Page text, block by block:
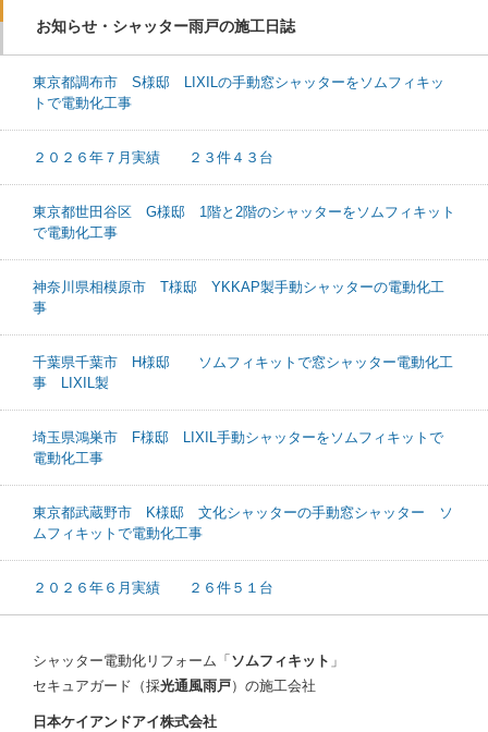
お知らせ・シャッター雨戸の施工日誌
東京都調布市 S様邸 LIXILの手動窓シャッターをソムフィキッ
トで電動化工事
２０２６年７月実績 ２３件４３台
東京都世田谷区 G様邸 1階と2階のシャッターをソムフィキット
で電動化工事
神奈川県相模原市 T様邸 YKKAP製手動シャッターの電動化工
事
千葉県千葉市 H様邸 ソムフィキットで窓シャッター電動化工
事 LIXIL製
埼玉県鴻巣市 F様邸 LIXIL手動シャッターをソムフィキットで
電動化工事
東京都武蔵野市 K様邸 文化シャッターの手動窓シャッター ソ
ムフィキットで電動化工事
２０２６年６月実績 ２６件５１台
シャッター電動化リフォーム「 ソムフィキット 」
セキュアガード（採光通風雨戸）の施工会社
日本ケイアンドアイ株式会社